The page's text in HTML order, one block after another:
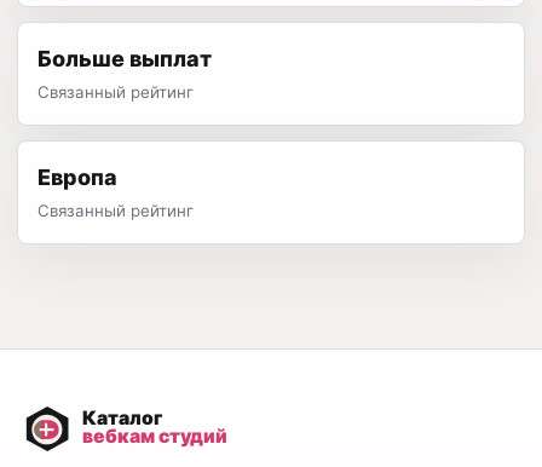
Больше выплат
Связанный рейтинг
Европа
Связанный рейтинг